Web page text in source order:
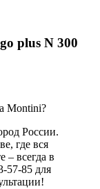
plus N 300
Montini?
России.
где вся
– всегда в
57-85 для